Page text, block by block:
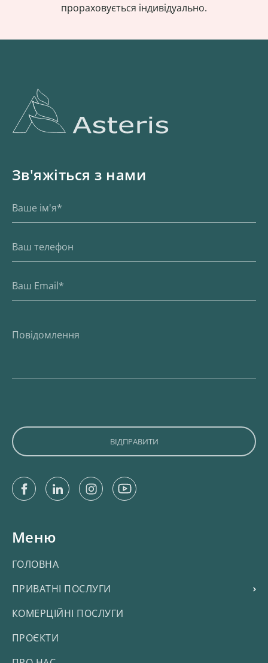
прораховується індивідуально.
Зв'яжіться з нами
FacebookLinkedinInstagramYoutube
Меню
ГОЛОВНА
ПРИВАТНІ ПОСЛУГИ
КОМЕРЦІЙНІ ПОСЛУГИ
ПРОЄКТИ